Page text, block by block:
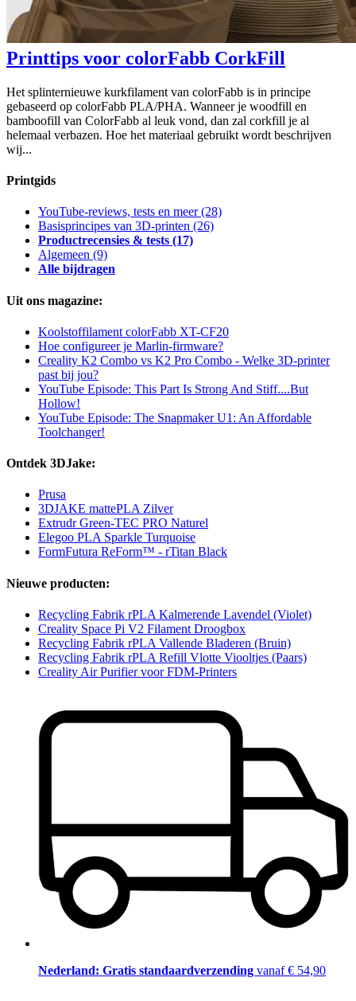
Printtips voor colorFabb CorkFill
Het splinternieuwe kurkfilament van colorFabb is in principe
gebaseerd op colorFabb PLA/PHA. Wanneer je woodfill en
bamboofill van ColorFabb al leuk vond, dan zal corkfill je al
helemaal verbazen. Hoe het materiaal gebruikt wordt beschrijven
wij...
Printgids
YouTube-reviews, tests en meer(28)
Basisprincipes van 3D-printen (26)
Productrecensies & tests (17)
Algemeen (9)
Alle bijdragen
Uit ons magazine:
Koolstoffilament colorFabb XT-CF20
Hoe configureer je Marlin-firmware?
Creality K2 Combo vs K2 Pro Combo - Welke 3D-printer
past bij jou?
YouTube Episode: This Part Is Strong And Stiff....But
Hollow!
YouTube Episode: The Snapmaker U1: An Affordable
Toolchanger!
Ontdek 3DJake:
Prusa
3DJAKE mattePLA Zilver
Extrudr Green-TEC PRO Naturel
Elegoo PLA Sparkle Turquoise
FormFutura ReForm™ - rTitan Black
Nieuwe producten:
Recycling Fabrik rPLA Kalmerende Lavendel (Violet)
Creality Space Pi V2 Filament Droogbox
Recycling Fabrik rPLA Vallende Bladeren (Bruin)
Recycling Fabrik rPLA Refill Vlotte Viooltjes (Paars)
Creality Air Purifier voor FDM-Printers
Nederland: Gratis standaardverzending vanaf € 54,90